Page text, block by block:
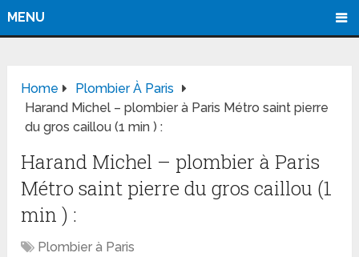
MENU
Home
Plombier À Paris
Harand Michel – plombier à Paris Métro saint pierre
du gros caillou (1 min ) :
Harand Michel – plombier à Paris
Métro saint pierre du gros caillou (1
min ) :
Plombier à Paris